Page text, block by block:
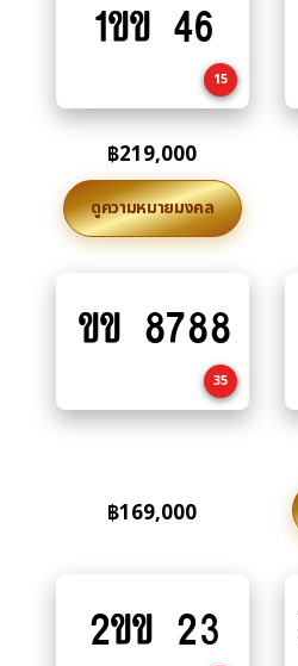
to
1ขข 46
15
฿219,000
ดูความหมายมงคล
to
ขข 8788
35
฿169,000
to
2ขข 23